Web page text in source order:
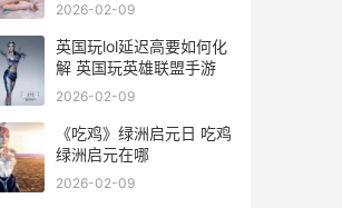
2026-02-09
英国玩lol延迟高要如何化
解 英国玩英雄联盟手游
2026-02-09
《吃鸡》绿洲启元日 吃鸡
绿洲启元在哪
2026-02-09